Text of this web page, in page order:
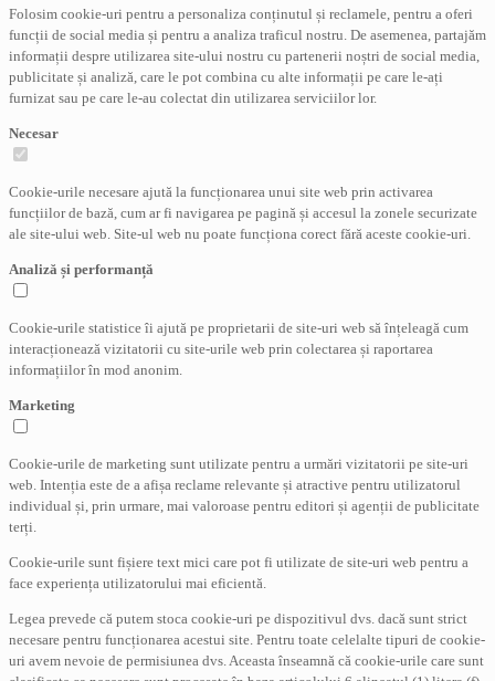
Folosim cookie-uri pentru a personaliza conținutul și reclamele, pentru a oferi
funcții de social media și pentru a analiza traficul nostru. De asemenea, partajăm
informații despre utilizarea site-ului nostru cu partenerii noștri de social media,
publicitate și analiză, care le pot combina cu alte informații pe care le-ați
furnizat sau pe care le-au colectat din utilizarea serviciilor lor.
Necesar
Cookie-urile necesare ajută la funcționarea unui site web prin activarea
funcțiilor de bază, cum ar fi navigarea pe pagină și accesul la zonele securizate
ale site-ului web. Site-ul web nu poate funcționa corect fără aceste cookie-uri.
Analiză și performanță
Cookie-urile statistice îi ajută pe proprietarii de site-uri web să înțeleagă cum
interacționează vizitatorii cu site-urile web prin colectarea și raportarea
informațiilor în mod anonim.
Marketing
Cookie-urile de marketing sunt utilizate pentru a urmări vizitatorii pe site-uri
web. Intenția este de a afișa reclame relevante și atractive pentru utilizatorul
individual și, prin urmare, mai valoroase pentru editori și agenții de publicitate
terți.
Cookie-urile sunt fișiere text mici care pot fi utilizate de site-uri web pentru a
face experiența utilizatorului mai eficientă.
Legea prevede că putem stoca cookie-uri pe dispozitivul dvs. dacă sunt strict
necesare pentru funcționarea acestui site. Pentru toate celelalte tipuri de cookie-
uri avem nevoie de permisiunea dvs. Aceasta înseamnă că cookie-urile care sunt